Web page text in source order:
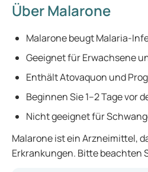
Über Malarone
Malarone beugt Malaria-
Geeignet für Erwachsene
Enthält Atovaquon und
Beginnen Sie 1–2 Tage vor
Nicht geeignet für
Malarone ist ein Arzneimittel,
Erkrankungen. Bitte beachten